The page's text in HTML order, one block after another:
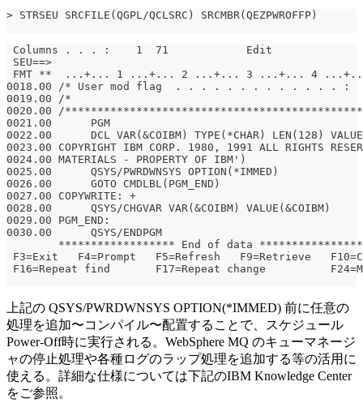
> STRSEU SRCFILE(QGPL/QCLSRC) SRCMBR(QEZPWROFFP)
Columns . . . :    1  71            Edit
SEU==>
FMT **  ...+... 1 ...+... 2 ...+... 3 ...+... 4
0018.00 /* User mod flag  . . . . . . . . . . . . . :
0019.00 /*
0020.00 /
0021.00      PGM
0022.00      DCL VAR(&COIBM) TYPE(*CHAR) LEN(128)
0023.00 COPYRIGHT IBM CORP. 1980, 1991 ALL RIGHTS
0024.00 MATERIALS - PROPERTY OF IBM')
0025.00      QSYS/PWRDWNSYS OPTION(*IMMED)
0026.00      GOTO CMDLBL(PGM_END)
0027.00 COPYWRITE: +
0028.00      QSYS/CHGVAR VAR(&COIBM) VALUE(&COIBM)
0029.00 PGM_END:
0030.00      QSYS/ENDPGM
****************** End of data
F3=Exit   F4=Prompt   F5=Refresh   F9=Retrieve
F16=Repeat find       F17=Repeat change
上記の QSYS/PWRDWNSYS OPTION(*IMMED) 前に任意の
処理を追加〜コンパイル〜配置することで、スケジュール
Power-Off時に実行される。WebSphere MQ のキューマネージ
ャの停止処理や各種ログのラップ処理を追加する等の活用に
使える。詳細な仕様については下記のIBM Knowledge Center
をご参照。